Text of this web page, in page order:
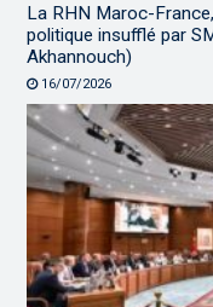
La RHN Maroc-
politique insufflé par
Akhannouch)
16/07/2026